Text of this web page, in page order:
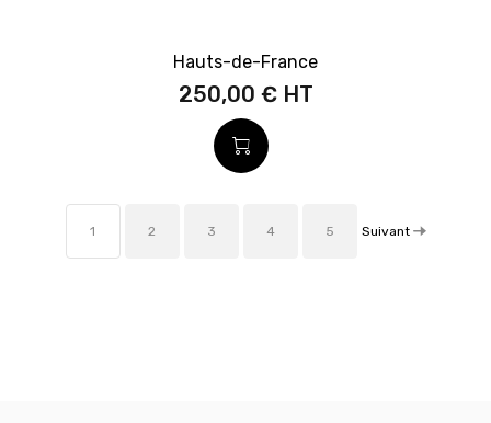
Hauts-de-France
250,00 €
1 2 3 4 5 Suivant